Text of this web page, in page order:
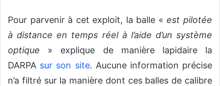
Pour parvenir à cet exploit, la balle «est pilotée
à distance en temps réel à l’aide d’un système
optique » explique de manière lapidaire la
DARPA sur son site. Aucune information précise
n’a filtré sur la manière dont ces balles de calibre